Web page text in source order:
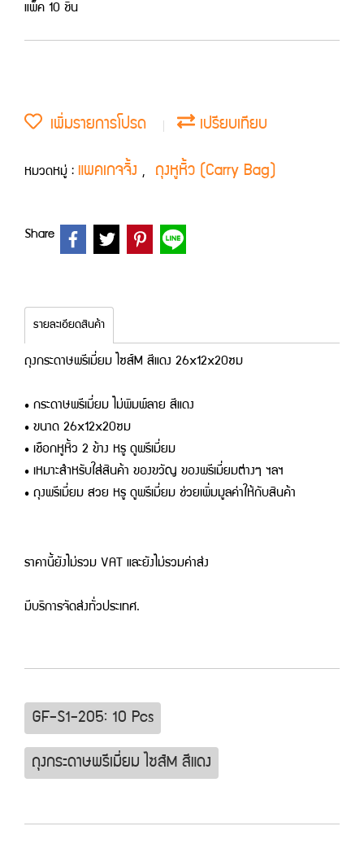
แพ็ค 10 ชิ้น
เพิ่มรายการโปรด เปรียบเทียบ
หมวดหมู่ : แพคเกจจิ้ง , ถุงหูหิ้ว (Carry Bag)
Share
รายละเอียดสินค้า
ถุงกระดาษพรีเมี่ยม ไซส์M สีแดง 26x12x20ซม
• กระดาษพรีเมี่ยม ไม่พิมพ์ลาย สีแดง
• ขนาด 26x12x20ซม
• เชือกหูหิ้ว 2 ข้าง หรู ดูพรีเมี่ยม
• เหมาะสำหรับใส่สินค้า ของขวัญ ของพรีเมี่ยมต่างๆ ฯลฯ
• ถุงพรีเมี่ยม สวย หรู ดูพรีเมี่ยม ช่วยเพิ่มมูลค่าให้กับสินค้า
ราคานี้ยังไม่รวม VAT และยังไม่รวมค่าส่ง
มีบริการจัดส่งทั่วประเทศ.
GF-S1-205: 10 Pcs
ถุงกระดาษพรีเมี่ยม ไซส์M สีแดง